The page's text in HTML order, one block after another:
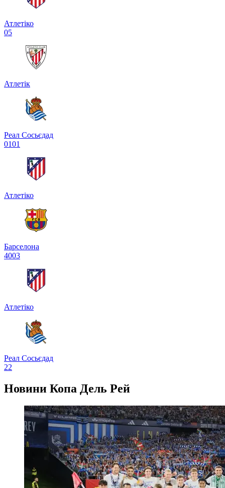
Атлетіко
05
Атлетік
Реал Сосьєдад
0101
Атлетіко
Барселона
4003
Атлетіко
Реал Сосьєдад
22
Новини Копа Дель Рей